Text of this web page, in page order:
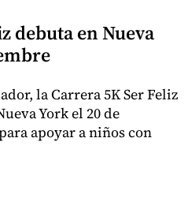
debuta en Nueva
la Carrera 5K Ser Feliz
York el 20 de
apoyar a niños con